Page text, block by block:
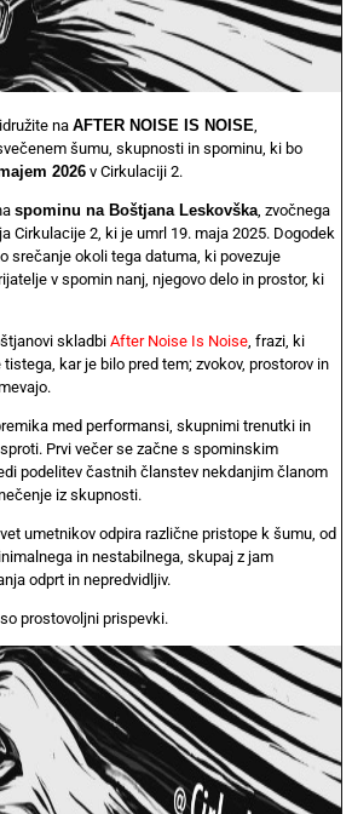
na AFTER NOISE IS NOISE
šumu, skupnosti in spominu, ki bo
2026 v Cirkulaciji 2.
spominu na Boštjana Leskovška , zvočnega
Cirkulacije 2, ki je umrl 19. maja 2025. Dogodek
srečanje okoli tega datuma, ki povezuje
v spomin nanj, njegovo delo in prostor, ki
skladbi After Noise Is Noise , frazi, ki
kar je bilo pred tem; zvokov, prostorov in
med performansi, skupnimi trenutki in
Prvi večer se začne s spominskim
podelitev častnih članstev nekdanjim članom
iz skupnosti.
umetnikov odpira različne pristope k šumu, od
in nestabilnega, skupaj z jam
odprt in nepredvidljiv.
prostovoljni prispevki.